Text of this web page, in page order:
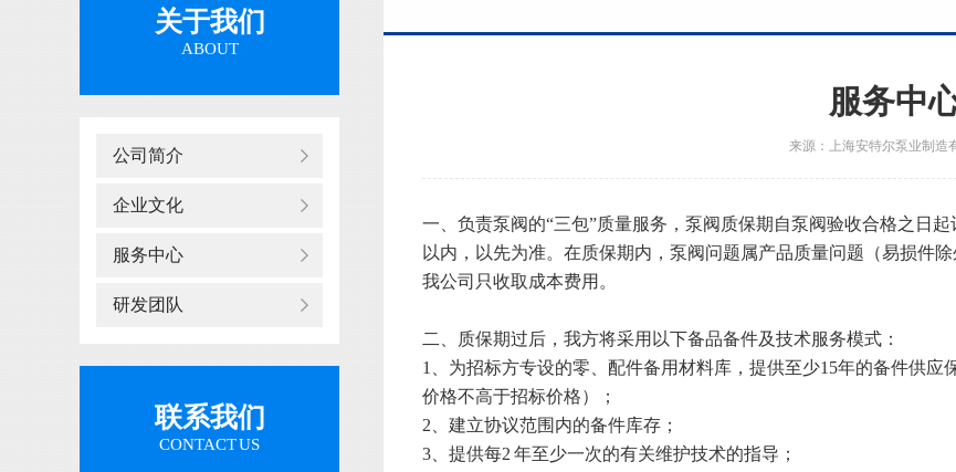
关于我们
ABOUT
公司简介
企业文化
服务中心
研发团队
联系我们
CONTACT US
服务中
来源：上海安特尔泵业制造
一、负责泵阀的“三包”质量服务，泵阀质保期自泵阀验收合格之日
以内，以先为准。在质保期内，泵阀问题属产品质量问题（易损件
我公司只收取成本费用。
二、质保期过后，我方将采用以下备品备件及技术服务模式：
1、为招标方专设的零、配件备用材料库，提供至少15年的备件供
价格不高于招标价格）；
2、建立协议范围内的备件库存；
3、提供每2 年至少一次的有关维护技术的指导；